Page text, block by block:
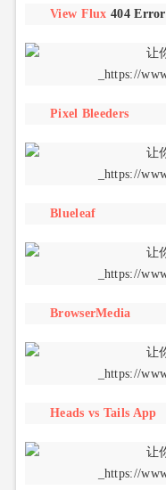
View Flux 404 Error
Pixel Bleeders
Blueleaf
BrowserMedia
Heads vs Tails App